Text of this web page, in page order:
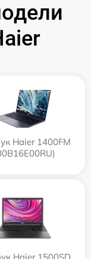
Haier 1400FM
Haier 1500SD